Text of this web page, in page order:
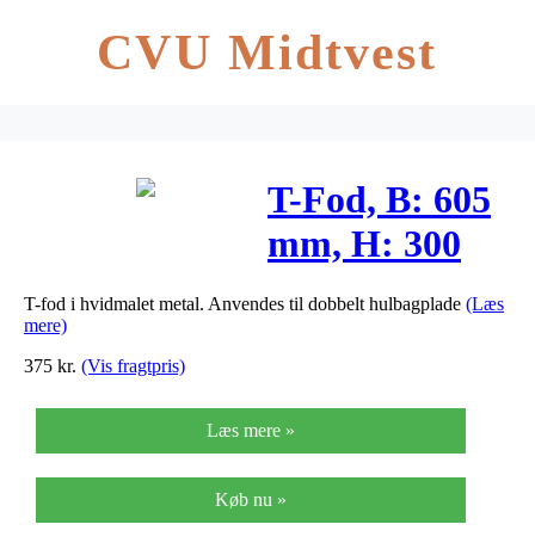
CVU Midtvest
T-Fod, B: 605
mm, H: 300
mm, 2stk.
T-fod i hvidmalet metal. Anvendes til dobbelt hulbagplade (Læs
mere)
375 kr. (Vis fragtpris)
Læs mere »
Køb nu »